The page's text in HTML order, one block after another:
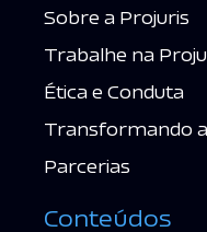
Sobre a Projuris
Trabalhe na
Ética e Conduta
Transformando
Parcerias
Conteúdos